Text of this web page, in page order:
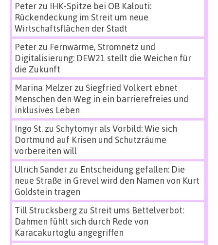
Peterzu IHK-Spitze bei OB Kalouti:
Rückendeckung im Streit um neue
Wirtschaftsflächen der Stadt
Peterzu Fernwärme, Stromnetz und
Digitalisierung: DEW21 stellt die Weichen für
die Zukunft
Marina Melzerzu Siegfried Volkert ebnet
Menschen den Weg in ein barrierefreies und
inklusives Leben
Ingo St.zu Schytomyr als Vorbild: Wie sich
Dortmund auf Krisen und Schutzräume
vorbereiten will
Ulrich Sanderzu Entscheidung gefallen: Die
neue Straße in Grevel wird den Namen von Kurt
Goldstein tragen
Till Strucksbergzu Streit ums Bettelverbot:
Dahmen fühlt sich durch Rede von
Karacakurtoglu angegriffen